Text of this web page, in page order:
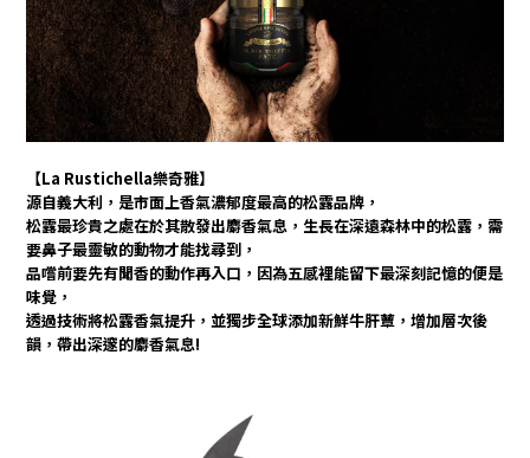
【La Rustichella樂奇雅】
源自義大利， 是市面上香氣濃郁度最高的松露品牌，
松露最珍貴之處在於其散發出麝香氣息， 生長在深遠森林中的松露，需
要鼻子最靈敏的動物才能找尋到，
品嚐前要先有聞香的動作再入口， 因為五感裡能留下最深刻記憶的便是
味覺，
透過技術將松露香氣提升，並獨步全球添加新鮮牛肝蕈，增加層次後
韻，帶出深邃的麝香氣息!